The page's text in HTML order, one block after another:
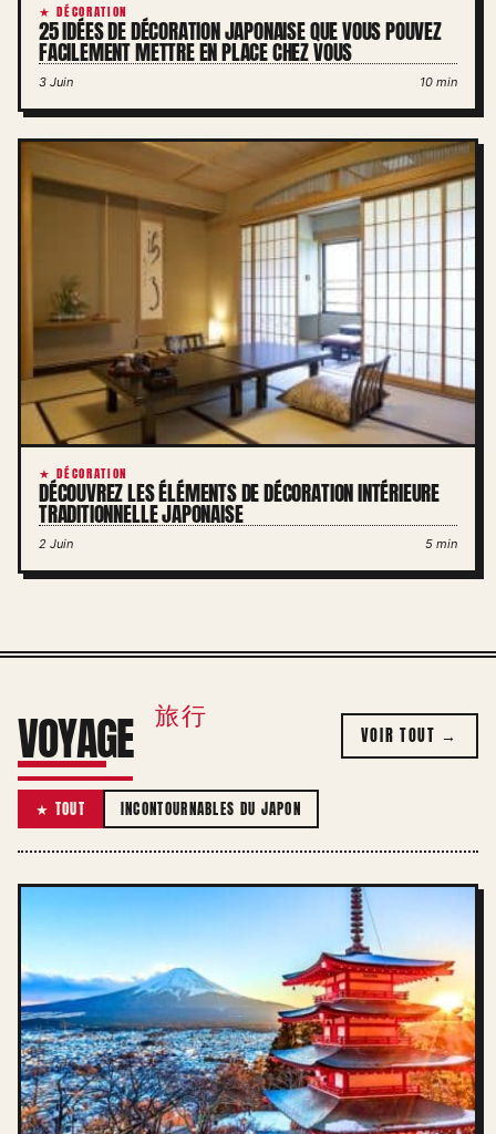
★ DÉCORATION
25 IDÉES DE DÉCORATION JAPONAISE QUE VOUS POUVEZ
FACILEMENT METTRE EN PLACE CHEZ VOUS
3 Juin 10 min
★ DÉCORATION
DÉCOUVREZ LES ÉLÉMENTS DE DÉCORATION INTÉRIEURE
TRADITIONNELLE JAPONAISE
2 Juin 5 min
VOYAGE 旅行
VOIR TOUT →
★ TOUT INCONTOURNABLES DU JAPON